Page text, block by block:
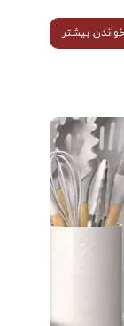
بیشتر